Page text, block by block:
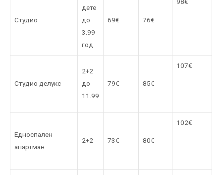
Студио
дете
до
3.99
год
69€ 76€
Студио делукс
2+2
до
11.99
79€ 85€
107€
Едноспален
апартман
2+2 73€ 80€
102€